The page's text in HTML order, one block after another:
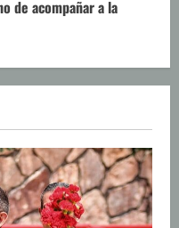
de acompañar a la